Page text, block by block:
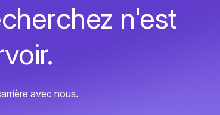
n'est
avec nous.